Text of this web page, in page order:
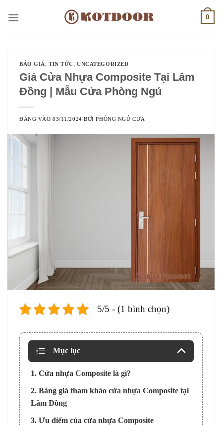
qua
0
BÁO GIÁ,TIN TỨC,UNCATEGORIZED
Giá Cửa Nhựa Composite Tại Lâm
Đồng | Mẫu Cửa Phòng Ngủ
ĐĂNG VÀO03/11/2024 BỞIPHÒNG NGỦ CƯA
5/5 - (1 bình chọn)
Mục lục
1. Cửa nhựa Composite là gì?
2. Bảng giá tham khảo cửa nhựa Composite tại
Lâm Đồng
3. Ưu điểm của cửa nhựa Composite